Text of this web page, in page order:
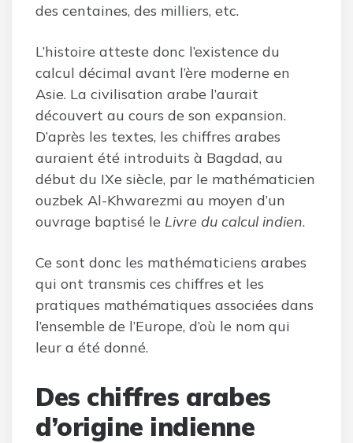
des centaines, des milliers, etc.
L’histoire atteste donc l’existence du
calcul décimal avant l’ère moderne en
Asie. La civilisation arabe l’aurait
découvert au cours de son expansion.
D’après les textes, les chiffres arabes
auraient été introduits à Bagdad, au
début du IXe siècle, par le mathématicien
ouzbek Al-Khwarezmi au moyen d’un
ouvrage baptisé le Livre du calcul indien.
Ce sont donc les mathématiciens arabes
qui ont transmis ces chiffres et les
pratiques mathématiques associées dans
l’ensemble de l’Europe, d’où le nom qui
leur a été donné.
Des chiffres arabes
d’origine indienne